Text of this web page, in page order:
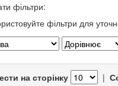
фільтри:
фільтри для
на сторінку |